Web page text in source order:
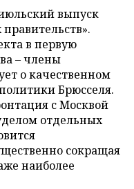
выпуск
в первую
– члены
о качественном
Брюсселя.
с Москвой
отдельных
сокращая
наиболее